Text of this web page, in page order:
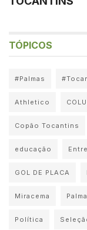
TÓPICOS
#Palmas
Athletico
Copão Tocantins
educação
GOL DE PLACA
Miracema
Política